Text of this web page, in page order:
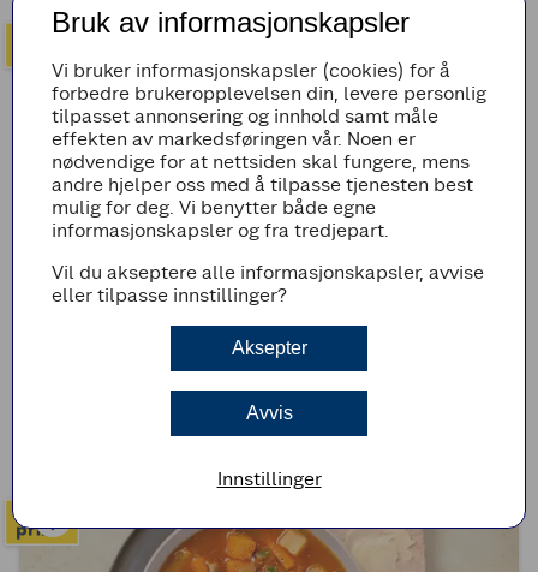
(2)
Rask lapskaus med svinekoteletter
Bruk av informasjonskapsler
Vi bruker informasjonskapsler (cookies) for å
forbedre brukeropplevelsen din, levere personlig
tilpasset annonsering og innhold samt måle
effekten av markedsføringen vår. Noen er
nødvendige for at nettsiden skal fungere, mens
andre hjelper oss med å tilpasse tjenesten best
mulig for deg. Vi benytter både egne
informasjonskapsler og fra tredjepart.
Vil du akseptere alle informasjonskapsler, avvise
eller tilpasse innstillinger?
Aksepter
Avvis
Innstillinger